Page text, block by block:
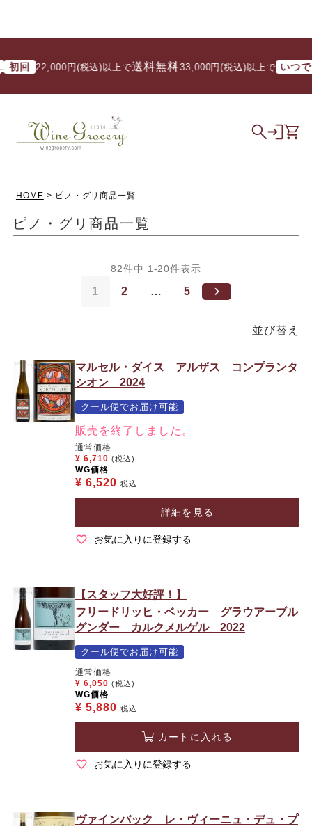
22,000円(税込)以上で送料無料/ 33,000円(税込)以上で いつでも 送
HOME ピノ・グリ商品一覧
ピノ・グリ商品一覧
並び替え
82件中 1 -20件表示
1 2 … 5
マルセル・ダイス アルザス コンプランタ
シオン 2024
クール便でお届け可能
販売を終了しました。
通常価格
¥ 6,710 (税込)
WG価格
¥ 6,520 税込
詳細を見る
お気に入りに登録する
【スタッフ大好評！】
フリードリッヒ・ベッカー グラウアーブル
グンダー カルクメルゲル 2022
クール便でお届け可能
通常価格
¥ 6,050 (税込)
WG価格
¥ 5,880 税込
カートに入れる
お気に入りに登録する
ヴァインバック レ・ヴィーニュ・デュ・プ